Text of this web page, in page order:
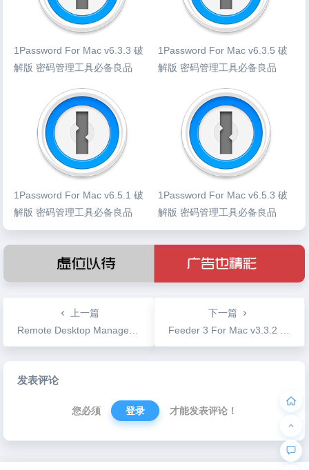
1Password For Mac v6.3.3 破
解版 密码管理工具必备良品
1Password For Mac v6.3.5 破
解版 密码管理工具必备良品
1Password For Mac v6.5.1 破
解版 密码管理工具必备良品
1Password For Mac v6.5.3 破
解版 密码管理工具必备良品
上一篇
Remote Desktop Manager v3.6.1.1 远程桌面管理工具
下一篇
Feeder 3 For Mac v3.3.2 Rss编辑阅读工具
发表评论
您必须 登录 才能发表评论！